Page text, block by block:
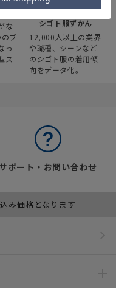
な
ブ
っ
ス
みんなの
シゴト服ずかん
12,000人以上の業界
や職種、シーンなど
のシゴト服の着用傾
向をデータ化。
ポート・お問い合わせ
み価格となります